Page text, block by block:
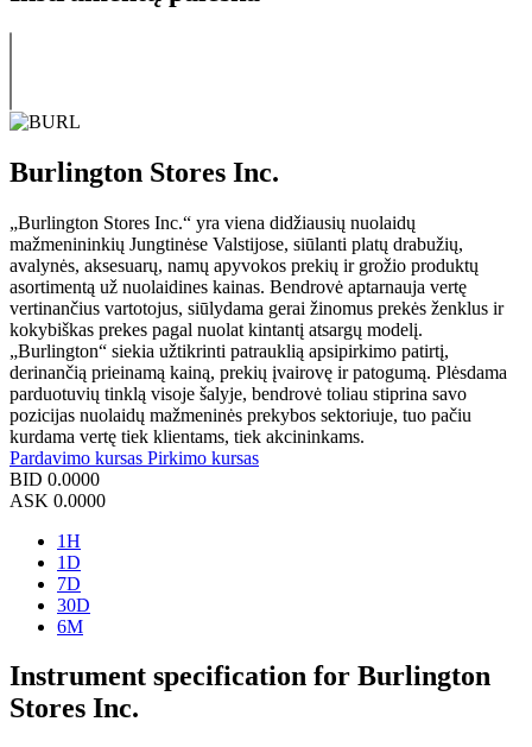
Burlington Stores Inc.
„Burlington Stores Inc.“ yra viena didžiausių nuolaidų
mažmenininkių Jungtinėse Valstijose, siūlanti platų drabužių,
avalynės, aksesuarų, namų apyvokos prekių ir grožio produktų
asortimentą už nuolaidines kainas. Bendrovė aptarnauja vertę
vertinančius vartotojus, siūlydama gerai žinomus prekės ženklus ir
kokybiškas prekes pagal nuolat kintantį atsargų modelį.
„Burlington“ siekia užtikrinti patrauklią apsipirkimo patirtį,
derinančią prieinamą kainą, prekių įvairovę ir patogumą. Plėsdama
parduotuvių tinklą visoje šalyje, bendrovė toliau stiprina savo
pozicijas nuolaidų mažmeninės prekybos sektoriuje, tuo pačiu
kurdama vertę tiek klientams, tiek akcininkams.
Pardavimo kursas Pirkimo kursas
BID 0.0000
ASK 0.0000
1H
1D
7D
30D
6M
Instrument specification for Burlington
Stores Inc.